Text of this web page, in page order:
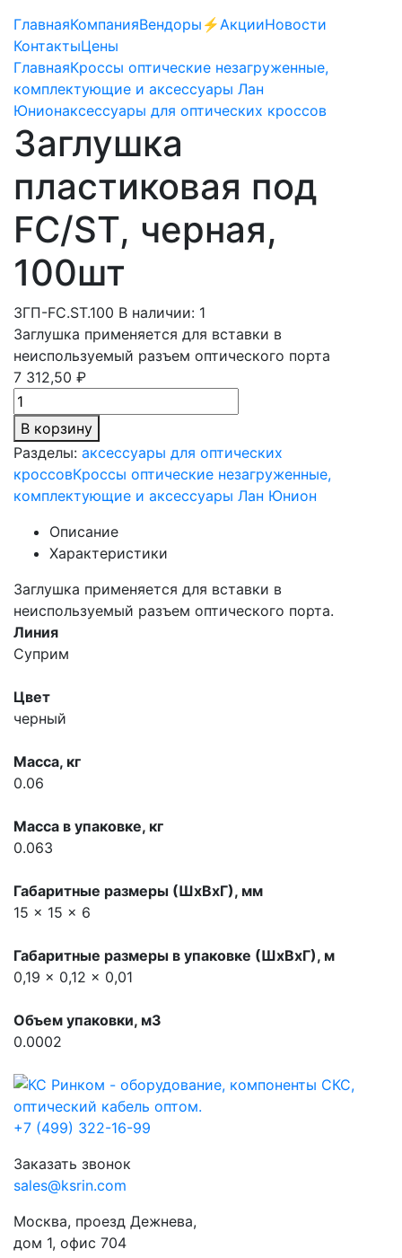
ГлавнаяКомпанияВендоры ⚡️АкцииНовости
КонтактыЦены
ГлавнаяКроссы оптические незагруженные,
комплектующие и аксессуары Лан
Юнионаксессуары для оптических кроссов
Заглушка
пластиковая под
FC/ST, черная,
100шт
ЗГП-FC.ST.100 В наличии: 1
Заглушка применяется для вставки в
неиспользуемый разъем оптического порта
7 312,50 ₽
В корзину
Разделы: аксессуары для оптических
кроссовКроссы оптические незагруженные,
комплектующие и аксессуары Лан Юнион
Описание
Характеристики
Заглушка применяется для вставки в
неиспользуемый разъем оптического порта.
Линия
Суприм
Цвет
черный
Масса, кг
0.06
Масса в упаковке, кг
0.063
Габаритные размеры (ШхВхГ), мм
15 x 15 x 6
Габаритные размеры в упаковке (ШхВхГ), м
0,19 x 0,12 x 0,01
Объем упаковки, м3
0.0002
+7 (499) 322-16-99
Заказать звонок
sales@ksrin.com
Москва, проезд Дежнева,
дом 1, офис 704